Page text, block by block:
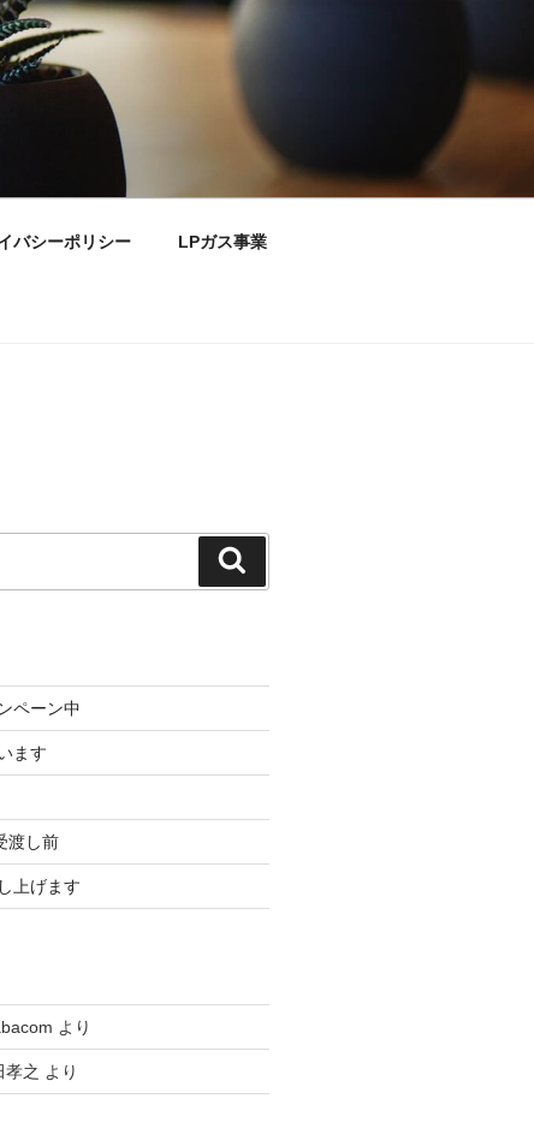
バシーポリシー LPガス事業
索
ペーン中
ます
渡し前
上げます
より
孝之 より